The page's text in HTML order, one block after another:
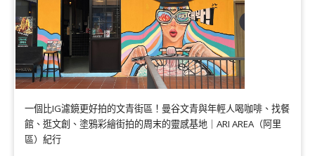
一個比IG濾鏡更好拍的文青街區！曼谷文青與年輕人喝咖啡、找餐
館、逛文創、塗鴉彩繪街拍的周末的靈感基地｜ARI AREA（阿里
區）紀行